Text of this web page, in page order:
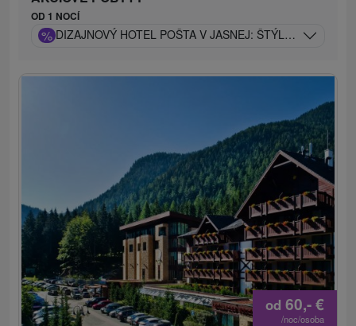
OD 1 NOCÍ
% DIZAJNOVÝ HOTEL POŠTA V JASNEJ: ŠTÝLOVÉ
od 60,-€
/noc/osoba